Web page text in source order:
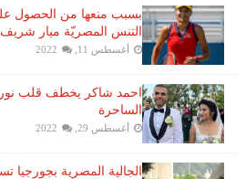
بسبب منعها من الحصول
التنس​ المصريّة ​ميار شريف​
أغسطس 11, 2022
احمد شاكر يخطف قلب
الساحرة
أغسطس 29, 2022
الجالية المصرية